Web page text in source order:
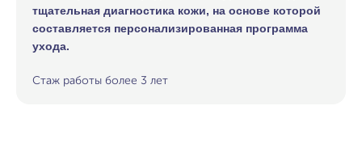
тщательная диагностика кожи, на основе которой
составляется персонализированная программа
ухода.
Стаж работы более 3 лет